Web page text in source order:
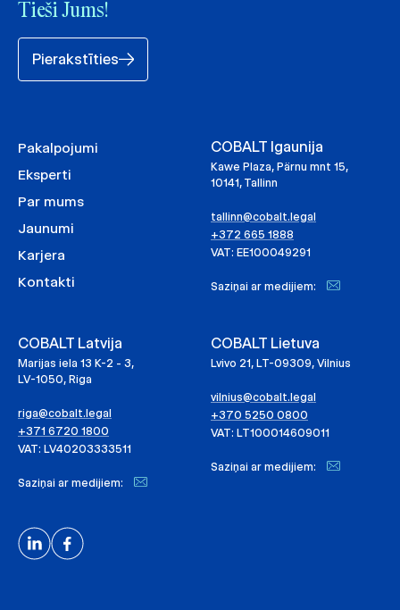
Tieši Jums!
Pierakstīties
Pakalpojumi
Eksperti
Par mums
Jaunumi
Karjera
Kontakti
COBALT Igaunija
Kawe Plaza, Pärnu mnt 15,
10141, Tallinn
tallinn@cobalt.legal
+372 665 1888
VAT: EE100049291
Saziņai ar medijiem:
COBALT Latvija
Marijas iela 13 K-2 - 3,
LV-1050, Riga
riga@cobalt.legal
+371 6720 1800
VAT: LV40203333511
Saziņai ar medijiem:
COBALT Lietuva
Lvivo 21, LT-09309, Vilnius
vilnius@cobalt.legal
+370 5250 0800
VAT: LT100014609011
Saziņai ar medijiem: